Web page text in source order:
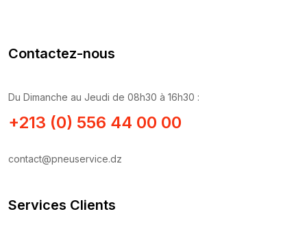
Contactez-nous
Du Dimanche au Jeudi de 08h30 à 16h30 :
+213 (0) 556 44 00 00
contact@pneuservice.dz
Services Clients